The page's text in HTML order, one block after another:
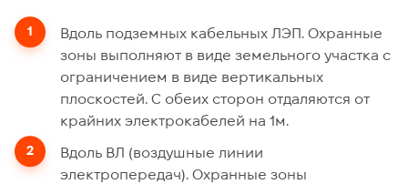
Вдоль подземных кабельных ЛЭП. Охранные
зоны выполняют в виде земельного участка с
ограничением в виде вертикальных
плоскостей. С обеих сторон отдаляются от
крайних электрокабелей на 1м.
Вдоль ВЛ (воздушные линии
электропередач). Охранные зоны